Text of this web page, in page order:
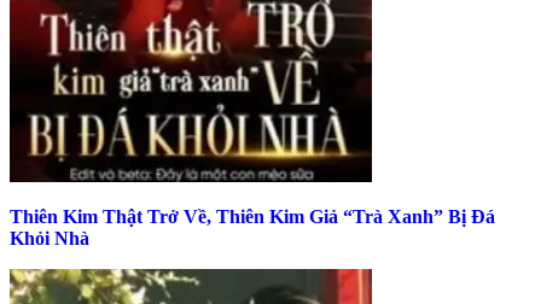
Thiên Kim Thật Trở Về, Thiên Kim Giả “Trà Xanh” Bị Đá
Khỏi Nhà